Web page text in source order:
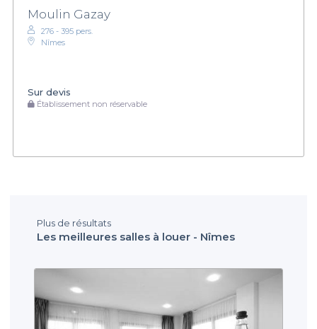
Moulin Gazay
276 - 395 pers.
Nîmes
Sur devis
Établissement non réservable
Plus de résultats
Les meilleures salles à louer - Nîmes